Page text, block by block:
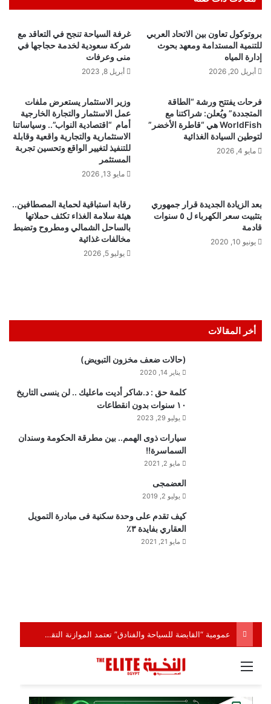
بروتوكول تعاون بين الاتحاد العربي
للتنمية المستدامة ومعهد بحوث
إدارة المياه
أبريل 20, 2026
غرفة السياحة تنجح في التعاقد مع
شركة سعودية لخدمة حجاجها في
منى وعرفات
أبريل 8, 2023
فرحات يفتتح ورشة “الطاقة
المتجددة” ويُعلن: شراكتنا مع
WorldFish هي “قاطرة الأخضر”
لتوطين السيادة الغذائية
مايو 4, 2026
وزير الاستثمار يستعرض ملفات
عمل الاستثمار والتجارة الخارجية
أمام “اقتصادية النواب”.. وسياساتنا
الاستثمارية والتجارية واقعية وقابلة
للتنفيذ لتغيير الواقع وتحسين تجربة
المستثمر
مايو 13, 2026
بعد الزيادة الجديدة قرار جمهوري
بتثبيت سعر الكهرباء ل ٥ سنوات
قادمة
يونيو 10, 2020
رقابة استباقية لحماية المصطافين..
هيئة سلامة الغذاء تكثف حملاتها
بالساحل الشمالي ومطروح وتضبط
مخالفات غذائية
يوليو 5, 2026
أخر المقالات
(حالات ضعف مخزون التبويض)
يناير 14, 2020
كلمة حق : د.شاكر أديت ماعليك .. لن ينسى التاريخ
١٠ سنوات بدون انقطاعات
يوليو 29, 2023
سيارات ذوى الهمم.. بين مطرقة الحكومة وسندان
السماسرة!!
مايو 2, 2021
العضمجى
يوليو 2, 2019
كيف تقدم على وحدة سكنية فى مبادرة التمويل
العقاري بفايدة ٣٪
مايو 21, 2021